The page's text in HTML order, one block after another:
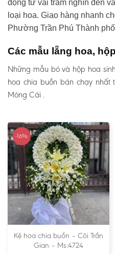
động từ vài trăm nghìn đến
loại hoa. Giao hàng nhanh
Phường Trần Phú Thành
Các mẫu lẵng hoa,
Những mẫu bó và hộp hoa
hoa chia buồn bán chạy nhất
Móng Cái .
-16%
Kệ hoa chia buồn – Cõi Trần
Gian – Ms:4724